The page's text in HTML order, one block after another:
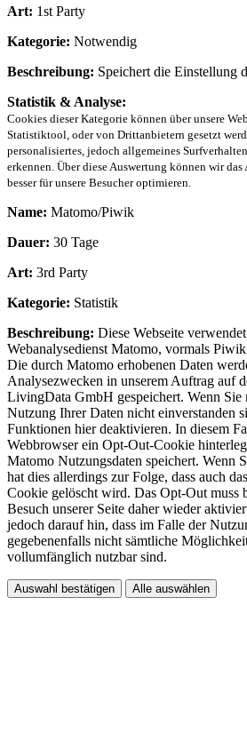
Art: 1st Party
Kategorie: Notwendig
Beschreibung: Speichert die Einstellung
Statistik & Analyse:
Cookies dieser Kategorie können über unsere
Statistiktool, oder von Drittanbietern gesetzt
personalisiertes, jedoch allgemeines
erkennen. Über diese Auswertung können wir
besser für unsere Besucher optimieren.
Name: Matomo/Piwik
Dauer: 30 Tage
Art: 3rd Party
Kategorie: Statistik
Beschreibung: Diese Webseite
Webanalysedienst Matomo, vormals
Die durch Matomo erhobenen Daten
Analysezwecken in unserem Auftrag auf
LivingData GmbH gespeichert. Wenn Sie
Nutzung Ihrer Daten nicht einverstanden
Funktionen hier deaktivieren. In diesem
Webbrowser ein Opt-Out-Cookie
Matomo Nutzungsdaten speichert. Wenn
hat dies allerdings zur Folge, dass auch
Cookie gelöscht wird. Das Opt-Out muss
Besuch unserer Seite daher wieder
jedoch darauf hin, dass im Falle der
gegebenenfalls nicht sämtliche
vollumfänglich nutzbar sind.
Auswahl bestätigen Alle auswählen